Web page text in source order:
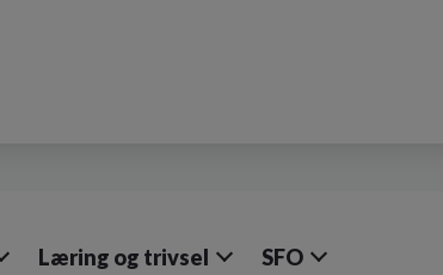
Læring og trivsel SFO